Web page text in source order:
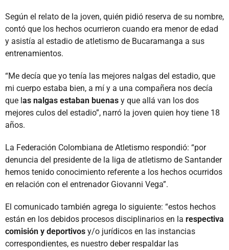
Según el relato de la joven, quién pidió reserva de su nombre,
contó que los hechos ocurrieron cuando era menor de edad
y asistía al estadio de atletismo de Bucaramanga a sus
entrenamientos.
“Me decía que yo tenía las mejores nalgas del estadio, que
mi cuerpo estaba bien, a mí y a una compañera nos decía
que las nalgas estaban buenas y que allá van los dos
mejores culos del estadio”, narró la joven quien hoy tiene 18
años.
La Federación Colombiana de Atletismo respondió: “por
denuncia del presidente de la liga de atletismo de Santander
hemos tenido conocimiento referente a los hechos ocurridos
en relación con el entrenador Giovanni Vega”.
El comunicado también agrega lo siguiente: “estos hechos
están en los debidos procesos disciplinarios en la respectiva
comisión y deportivos y/o jurídicos en las instancias
correspondientes, es nuestro deber respaldar las